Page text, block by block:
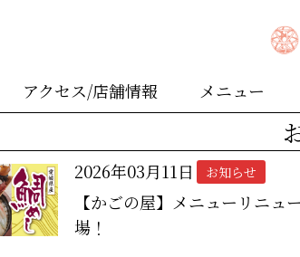
アクセス/店舗情報 メニュー
2026年03月11日 お知らせ
【かごの屋】メニューリニ
場！